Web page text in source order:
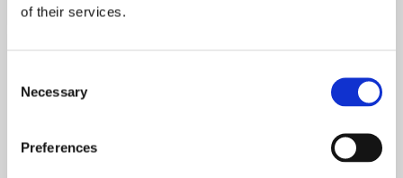
of their services.
Selection
Necessary
Preferences